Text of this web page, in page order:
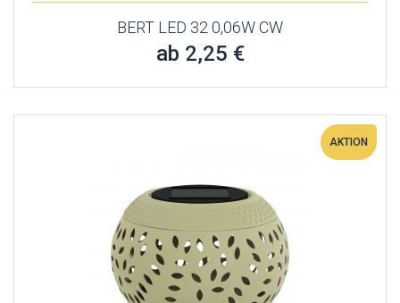
BERT LED 32 0,06W CW
ab 2,25 €
AKTION